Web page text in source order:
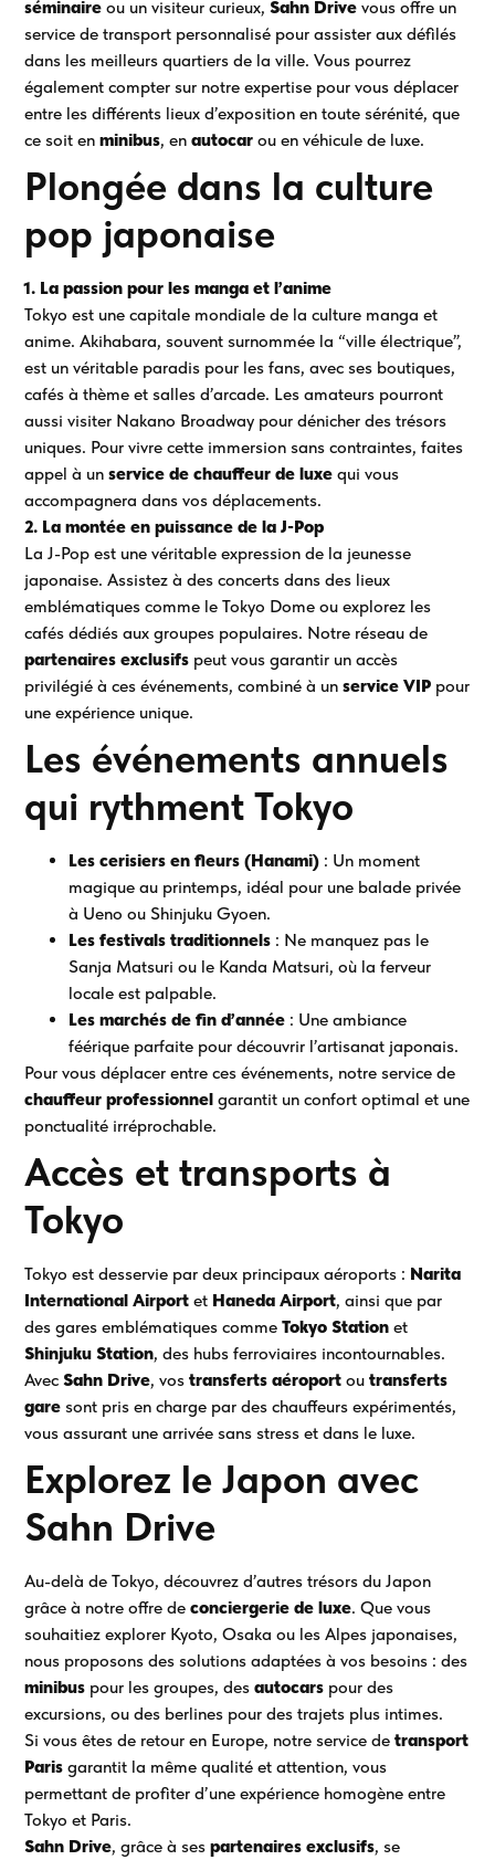
séminaire ou un visiteur curieux,Sahn Drive vous offre un
service de transport personnalisé pour assister aux défilés
dans les meilleurs quartiers de la ville. Vous pourrez
également compter sur notre expertise pour vous déplacer
entre les différents lieux d’exposition en toute sérénité, que
ce soit enminibus, enautocar ou en véhicule de luxe.
Plongée dans la culture
pop japonaise
1. La passion pour les manga et l’anime
Tokyo est une capitale mondiale de la culture manga et
anime. Akihabara, souvent surnommée la “ville électrique”,
est un véritable paradis pour les fans, avec ses boutiques,
cafés à thème et salles d’arcade. Les amateurs pourront
aussi visiter Nakano Broadway pour dénicher des trésors
uniques. Pour vivre cette immersion sans contraintes, faites
appel à unservice de chauffeur de luxe qui vous
accompagnera dans vos déplacements.
2. La montée en puissance de la J-Pop
La J-Pop est une véritable expression de la jeunesse
japonaise. Assistez à des concerts dans des lieux
emblématiques comme le Tokyo Dome ou explorez les
cafés dédiés aux groupes populaires. Notre réseau de
partenaires exclusifs peut vous garantir un accès
privilégié à ces événements, combiné à unservice VIP pour
une expérience unique.
Les événements annuels
qui rythment Tokyo
Les cerisiers en fleurs (Hanami) : Un moment
magique au printemps, idéal pour une balade privée
à Ueno ou Shinjuku Gyoen.
Les festivals traditionnels : Ne manquez pas le
Sanja Matsuri ou le Kanda Matsuri, où la ferveur
locale est palpable.
Les marchés de fin d’année : Une ambiance
féérique parfaite pour découvrir l’artisanat japonais.
Pour vous déplacer entre ces événements, notre service de
chauffeur professionnel garantit un confort optimal et une
ponctualité irréprochable.
Accès et transports à
Tokyo
Tokyo est desservie par deux principaux aéroports : Narita
International Airport et Haneda Airport, ainsi que par
des gares emblématiques commeTokyo Station et
Shinjuku Station, des hubs ferroviaires incontournables.
AvecSahn Drive, vostransferts aéroport outransferts
gare sont pris en charge par des chauffeurs expérimentés,
vous assurant une arrivée sans stress et dans le luxe.
Explorez le Japon avec
Sahn Drive
Au-delà de Tokyo, découvrez d’autres trésors du Japon
grâce à notre offre deconciergerie de luxe. Que vous
souhaitiez explorer Kyoto, Osaka ou les Alpes japonaises,
nous proposons des solutions adaptées à vos besoins : des
minibus pour les groupes, desautocars pour des
excursions, ou des berlines pour des trajets plus intimes.
Si vous êtes de retour en Europe, notre service detransport
Paris garantit la même qualité et attention, vous
permettant de profiter d’une expérience homogène entre
Tokyo et Paris.
Sahn Drive, grâce à sespartenaires exclusifs, se